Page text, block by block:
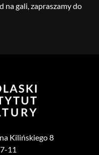
na gali, zapraszamy do
Kilińskiego 8
11